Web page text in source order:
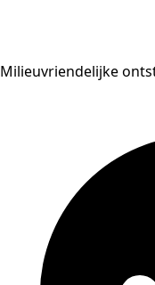
Milieuvriendelijke